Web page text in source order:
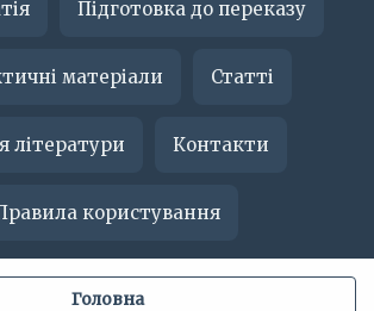
Підготовка до переказу
матеріали Статті
літератури Контакти
користування
Головна